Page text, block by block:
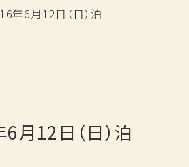
採用情報
年6月12日（日）泊
月12日（日）泊